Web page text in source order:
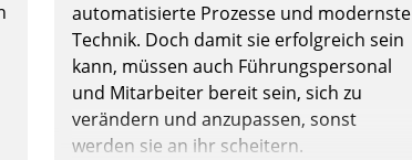
Andreas Lerchner
automatisierte Prozesse und modernste
Technik. Doch damit sie erfolgreich sein
kann, müssen auch Führungspersonal
und Mitarbeiter bereit sein, sich zu
verändern und anzupassen, sonst
werden sie an ihr scheitern.